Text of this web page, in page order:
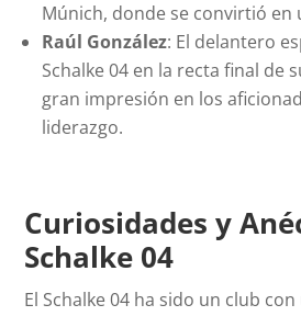
Múnich, donde se convirtió en
Raúl González: El delantero
Schalke 04 en la recta final de
gran impresión en los
liderazgo.
Curiosidades y
Schalke 04
El Schalke 04 ha sido un club